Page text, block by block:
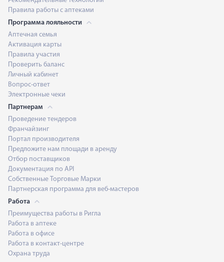
Правила работы с аптеками
Программа лояльности
Аптечная семья
Активация карты
Правила участия
Проверить баланс
Личный кабинет
Вопрос-ответ
Электронные чеки
Партнерам
Проведение тендеров
Франчайзинг
Портал производителя
Предложите нам площади в аренду
Отбор поставщиков
Документация по API
Собственные Торговые Марки
Партнерская программа для веб-мастеров
Работа
Преимущества работы в Ригла
Работа в аптеке
Работа в офисе
Работа в контакт-центре
Охрана труда